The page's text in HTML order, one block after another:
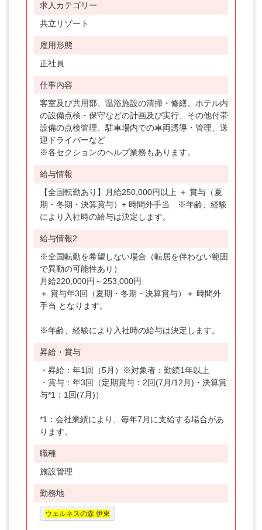
求人カテゴリー
共立リゾート
雇用形態
正社員
仕事内容
客室及び共用部、温浴施設の清掃・修繕、ホテル内
の設備点検・保守などの計画及び実行、その他付帯
設備の点検管理、駐車場内での車両誘導・管理、送
迎ドライバーなど
※各セクションのヘルプ業務もあります。
給与情報
【全国転勤あり】月給250,000円以上 ＋ 賞与（夏
期・冬期・決算賞与）+ 時間外手当 ※年齢、経験
により入社時の給与は決定します。
給与情報2
※全国転勤を希望しない場合（転居を伴わない範囲
で異動の可能性あり）
月給220,000円～253,000円
＋ 賞与年3回（夏期・冬期・決算賞与）＋ 時間外
手当 となります。
※年齢、経験により入社時の給与は決定します。
昇給・賞与
・昇給：年1回（5月）※対象者：勤続1年以上
・賞与：年3回（定期賞与：2回(7月/12月)・決算賞
与*1：1回(7月)）
*1：会社業績により、毎年7月に支給する場合があ
ります。
職種
施設管理
勤務地
ウェルネスの森 伊東